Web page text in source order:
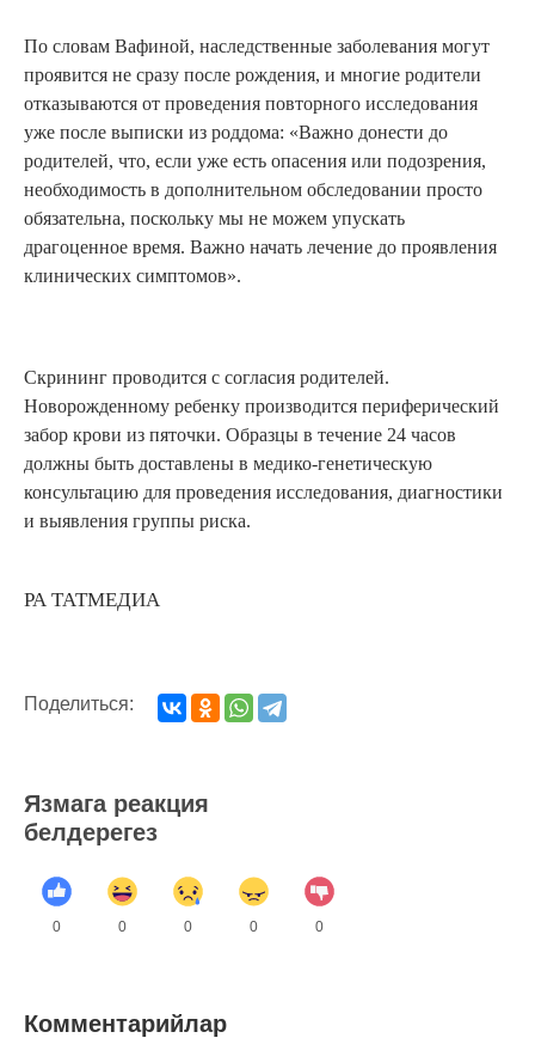
По словам Вафиной, наследственные заболевания могут
проявится не сразу после рождения, и многие родители
отказываются от проведения повторного исследования
уже после выписки из роддома: «Важно донести до
родителей, что, если уже есть опасения или подозрения,
необходимость в дополнительном обследовании просто
обязательна, поскольку мы не можем упускать
драгоценное время. Важно начать лечение до проявления
клинических симптомов».
Скрининг проводится с согласия родителей.
Новорожденному ребенку производится периферический
забор крови из пяточки. Образцы в течение 24 часов
должны быть доставлены в медико-генетическую
консультацию для проведения исследования, диагностики
и выявления группы риска.
РА ТАТМЕДИА
Поделиться:
Язмага реакция
белдерегез
0 0 0 0 0
Комментарийлар